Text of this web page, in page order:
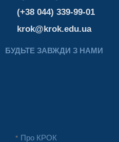
(+38 044) 339-99-01
krok@krok.edu.ua
БУДЬТЕ ЗАВЖДИ З НАМИ
Про КРОК